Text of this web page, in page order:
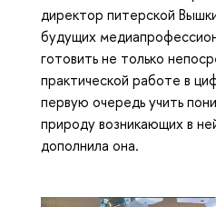
директор питерской
будущих
готовить не только
практической работе в
первую очередь учить
природу возникающих в
дополнила она.